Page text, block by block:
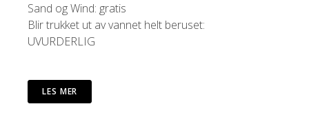
Sand og Wind: gratis
Blir trukket ut av vannet helt beruset:
UVURDERLIG
LES MER